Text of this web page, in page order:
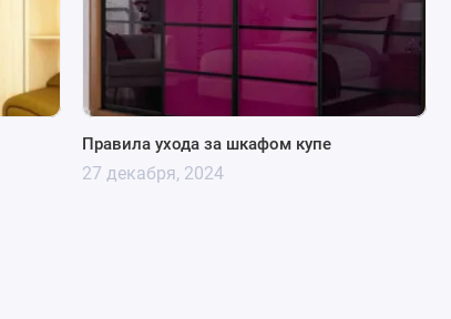
Правила ухода за шкафом купе
27 декабря, 2024